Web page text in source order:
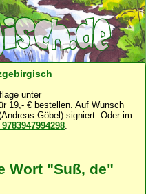
unter
19,- € bestellen. Auf Wunsch
Göbel) signiert. Oder im
9783947994298.
Wort "Suß, de"